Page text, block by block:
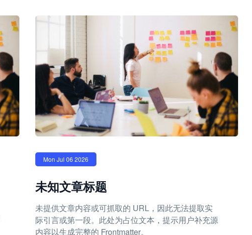
Mon Jul 06 2026
未知文章标题
未提供文章内容或可抓取的 URL，因此无法提取实
际引言或第一段。此处为占位文本，提示用户补充源
内容以生成完整的 Frontmatter。